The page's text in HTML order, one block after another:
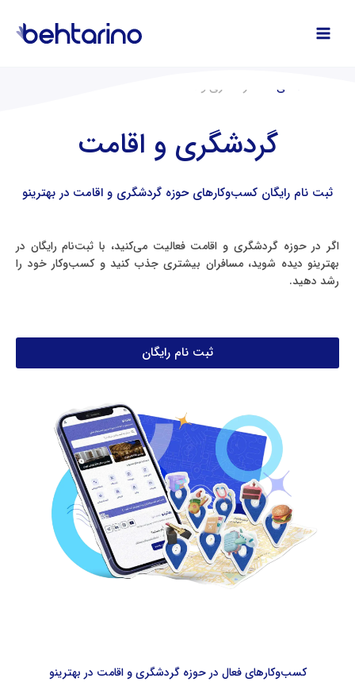
محتوا
صفحه اصلی گردشگری و اقامت
گردشگری و اقامت
ثبت‌ نام رایگان کسب‌وکارهای حوزه گردشگری و اقامت در بهترینو
اگر در حوزه گردشگری و اقامت فعالیت می‌کنید، با ثبت‌نام رایگان در
بهترینو دیده شوید، مسافران بیشتری جذب کنید و کسب‌وکار خود را
رشد دهید.
ثبت نام رایگان
کسب‌وکارهای فعال در حوزه گردشگری و اقامت در بهترینو